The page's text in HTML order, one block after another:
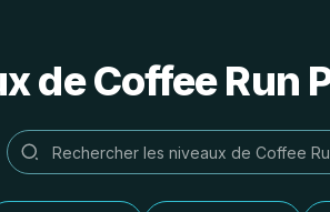
de Coffee Run